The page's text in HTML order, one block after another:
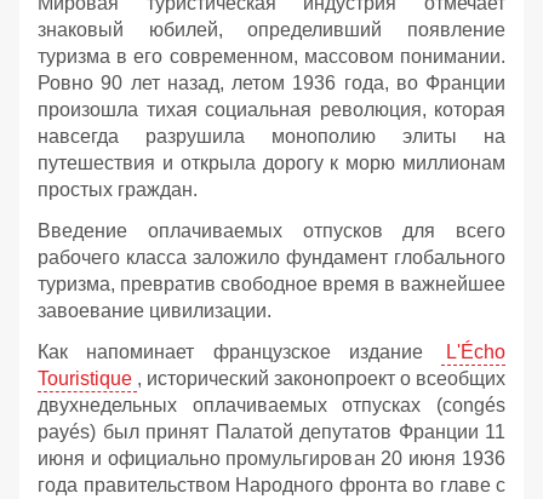
знаковый юбилей, определивший появление
туризма в его современном, массовом понимании.
Ровно 90 лет назад, летом 1936 года, во Франции
произошла тихая социальная революция, которая
навсегда разрушила монополию элиты на
путешествия и открыла дорогу к морю миллионам
простых граждан.
Введение оплачиваемых отпусков для всего
рабочего класса заложило фундамент глобального
туризма, превратив свободное время в важнейшее
завоевание цивилизации.
Как напоминает французское издание
L'Écho
Touristique , исторический законопроект о всеобщих
двухнедельных оплачиваемых отпусках (congés
payés) был принят Палатой депутатов Франции 11
июня и официально промульгирован 20 июня 1936
года правительством Народного фронта во главе с